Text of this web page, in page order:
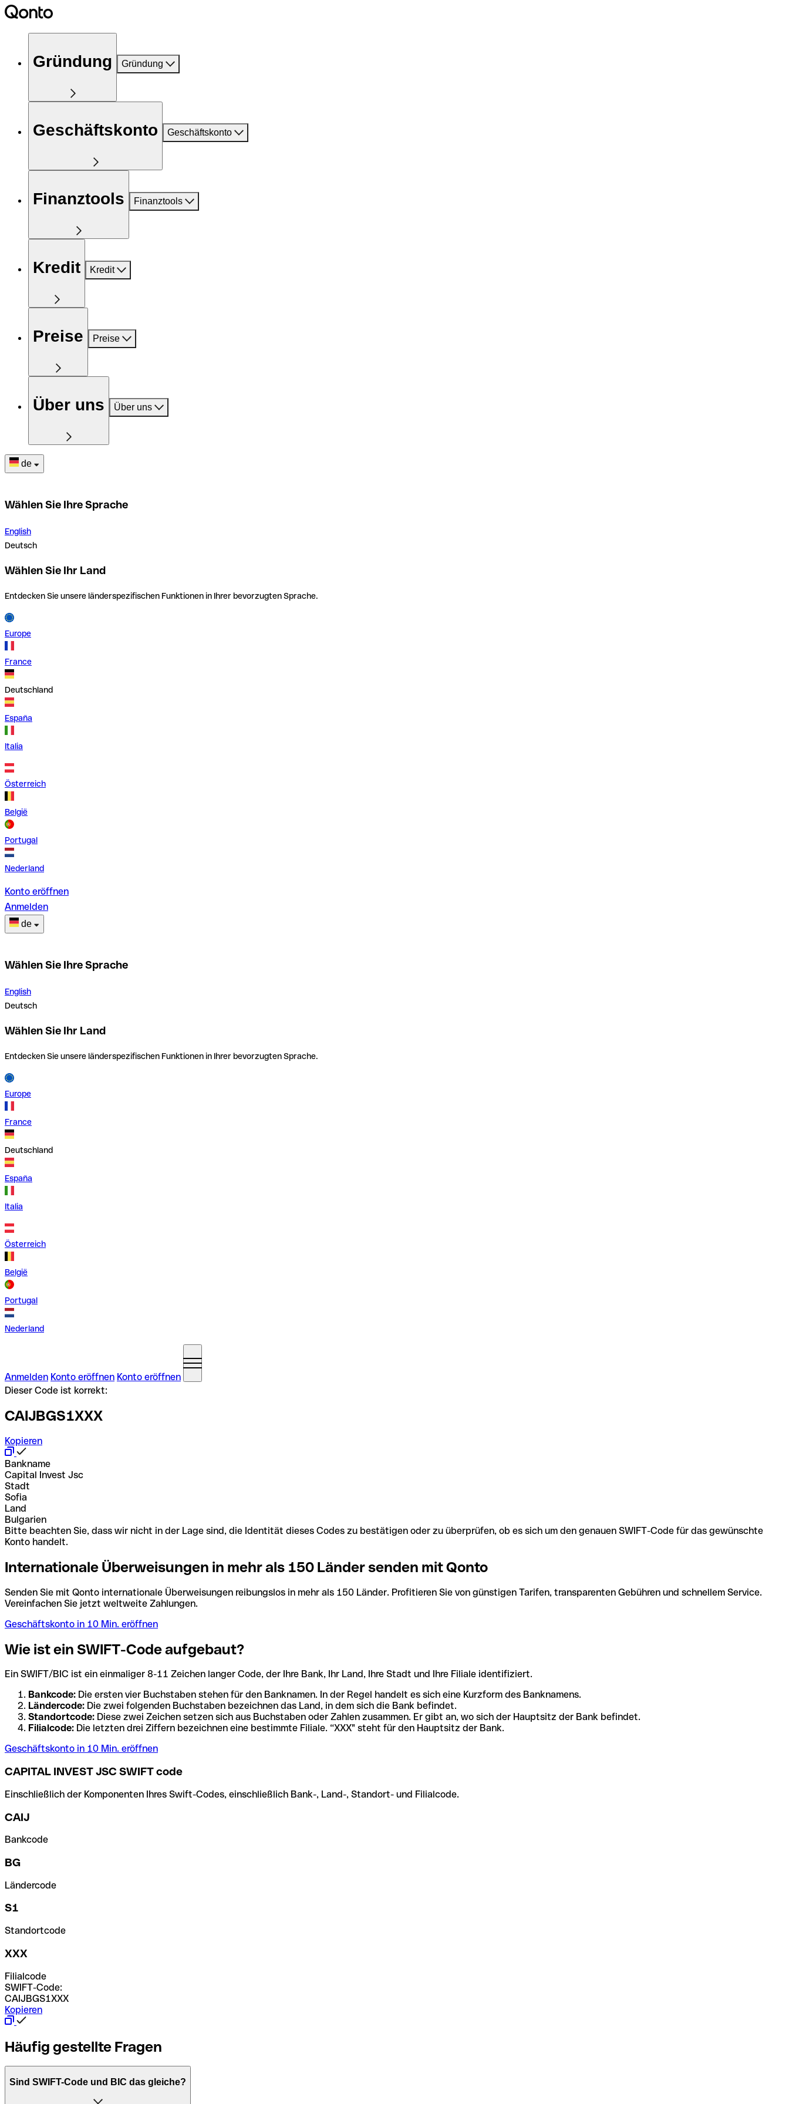
Gründung Gründung
Geschäftskonto Geschäftskonto
Finanztools Finanztools
Kredit Kredit
Preise Preise
Über uns Über uns
de
Wählen Sie Ihre Sprache
English
Deutsch
Wählen Sie Ihr Land
Entdecken Sie unsere länderspezifischen Funktionen in Ihrer bevorzugten Sprache.
Europe
France
Deutschland
España
Italia
Österreich
België
Portugal
Nederland
Konto eröffnen
Anmelden
de
Wählen Sie Ihre Sprache
English
Deutsch
Wählen Sie Ihr Land
Entdecken Sie unsere länderspezifischen Funktionen in Ihrer bevorzugten Sprache.
Europe
France
Deutschland
España
Italia
Österreich
België
Portugal
Nederland
Anmelden Konto eröffnen Konto eröffnen
Dieser Code ist korrekt:
CAIJBGS1XXX
Kopieren
Bankname
Capital Invest Jsc
Stadt
Sofia
Land
Bulgarien
Bitte beachten Sie, dass wir nicht in der Lage sind, die Identität dieses Codes zu bestätigen oder zu überprüfen, ob es sich um den genauen SWIFT-Code für das gewünschte
Konto handelt.
Internationale Überweisungen in mehr als 150 Länder senden mit Qonto
Senden Sie mit Qonto internationale Überweisungen reibungslos in mehr als 150 Länder. Profitieren Sie von günstigen Tarifen, transparenten Gebühren und schnellem Service.
Vereinfachen Sie jetzt weltweite Zahlungen.
Geschäftskonto in 10 Min. eröffnen
Wie ist ein SWIFT-Code aufgebaut?
Ein SWIFT/BIC ist ein einmaliger 8-11 Zeichen langer Code, der Ihre Bank, Ihr Land, Ihre Stadt und Ihre Filiale identifiziert.
Bankcode: Die ersten vier Buchstaben stehen für den Banknamen. In der Regel handelt es sich eine Kurzform des Banknamens.
Ländercode: Die zwei folgenden Buchstaben bezeichnen das Land, in dem sich die Bank befindet.
Standortcode: Diese zwei Zeichen setzen sich aus Buchstaben oder Zahlen zusammen. Er gibt an, wo sich der Hauptsitz der Bank befindet.
Filialcode: Die letzten drei Ziffern bezeichnen eine bestimmte Filiale. “XXX" steht für den Hauptsitz der Bank.
Geschäftskonto in 10 Min. eröffnen
CAPITAL INVEST JSC SWIFT code
Einschließlich der Komponenten Ihres Swift-Codes, einschließlich Bank-, Land-, Standort- und Filialcode.
CAIJ
Bankcode
BG
Ländercode
S1
Standortcode
XXX
Filialcode
SWIFT-Code:
CAIJBGS1XXX
Kopieren
Häufig gestellte Fragen
Sind SWIFT-Code und BIC das gleiche?